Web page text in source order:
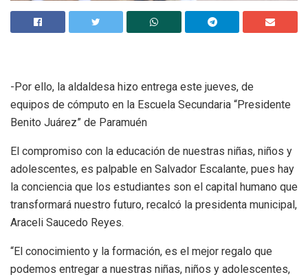
-Por ello, la aldaldesa hizo entrega este jueves, de
equipos de cómputo en la Escuela Secundaria “Presidente
Benito Juárez” de Paramuén
El compromiso con la educación de nuestras niñas, niños y
adolescentes, es palpable en Salvador Escalante, pues hay
la conciencia que los estudiantes son el capital humano que
transformará nuestro futuro, recalcó la presidenta municipal,
Araceli Saucedo Reyes.
“El conocimiento y la formación, es el mejor regalo que
podemos entregar a nuestras niñas, niños y adolescentes,